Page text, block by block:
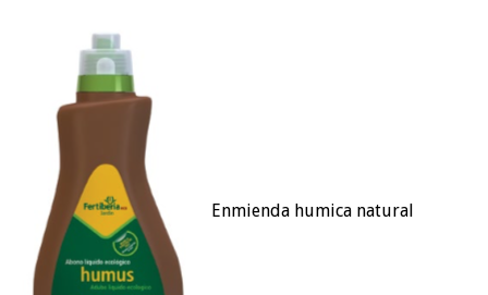
Enmienda humica natural